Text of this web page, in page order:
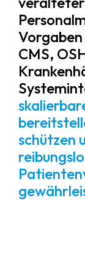
Vorgaben
CMS,
schützen